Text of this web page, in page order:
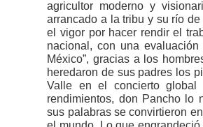
agricultor moderno y
arrancado a la tribu y su río
el vigor por hacer rendir el
nacional, con una
México”, gracias a los
heredaron de sus padres los
Valle en el concierto global
rendimientos, don Pancho lo
sus palabras se convirtieron